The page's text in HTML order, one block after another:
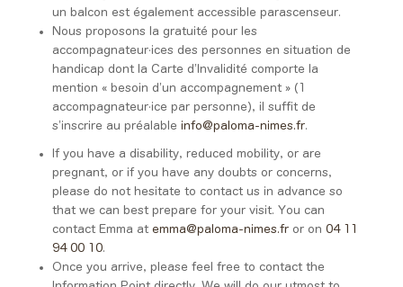
un balcon est également accessible parascenseur.
Nous proposons la gratuité pour les
accompagnateur·ices des personnes en situation de
handicap dont la Carte d’Invalidité comporte la
mention « besoin d’un accompagnement » (1
accompagnateur·ice par personne), il suffit de
s’inscrire au préalable info@paloma-nimes.fr.
If you have a disability, reduced mobility, or are
pregnant, or if you have any doubts or concerns,
please do not hesitate to contact us in advance so
that we can best prepare for your visit. You can
contact Emma at emma@paloma-nimes.fror on 04 11
94 00 10.
Once you arrive, please feel free to contact the